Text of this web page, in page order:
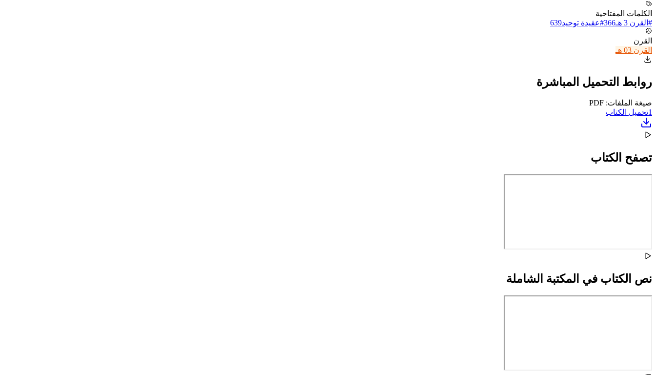
الكلمات المفتاحية
# القرن 3 هـ 366
#عقيدة توحيد639
القرن
القرن 03 هـ
روابط التحميل المباشرة
صيغة الملفات: PDF
1تحميل الكتاب
تصفح الكتاب
نص الكتاب في المكتبة الشاملة